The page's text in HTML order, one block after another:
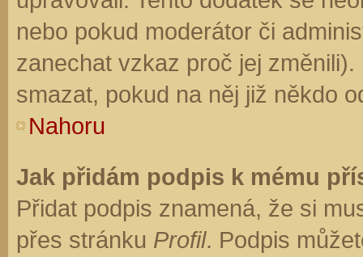
nebo pokud moderátor či
zanechat vzkaz proč jej
smazat, pokud na něj již někdo
Nahoru
Jak přidám podpis k mému
Přidat podpis znamená, že si
přes stránku Profil. Podpis